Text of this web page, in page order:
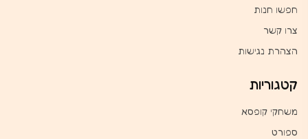
חפשו חנות
צרו קשר
הצהרת נגישות
קטגוריות
משחקי קופסא
ספורט